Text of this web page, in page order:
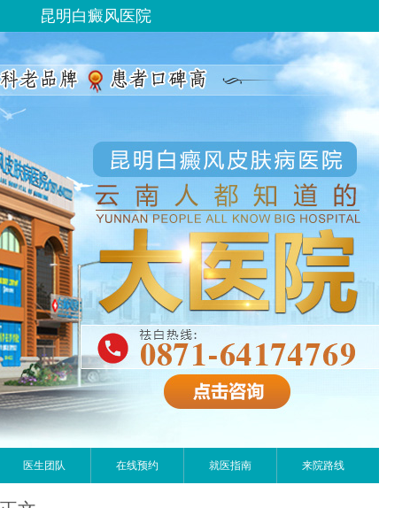
昆明白癜风医院
医生团队 在线预约 就医指南 来院路线